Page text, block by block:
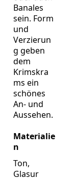
Banales
sein. Form
und
Verzierun
g geben
dem
Krimskra
ms ein
schönes
An- und
Aussehen.
Materialie
n
Ton,
Glasur